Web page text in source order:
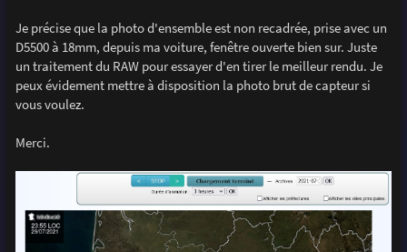
Je précise que la photo d'ensemble est non recadrée, prise avec un
D5500 à 18mm, depuis ma voiture, fenêtre ouverte bien sur. Juste
un traitement du RAW pour essayer d'en tirer le meilleur rendu. Je
peux évidement mettre à disposition la photo brut de capteur si
vous voulez.
Merci.